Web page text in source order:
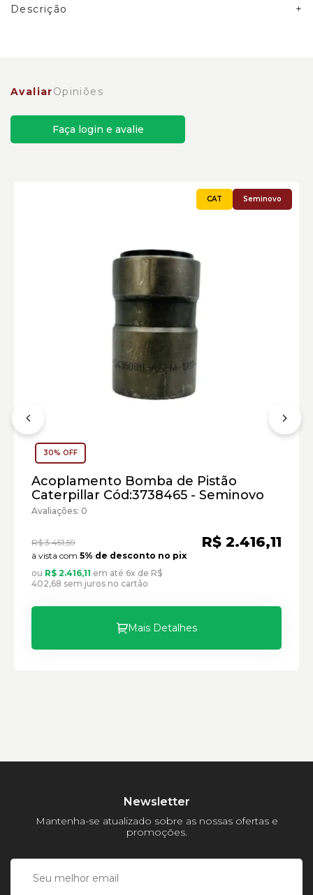
Descrição
Carregadeira de Rodas Caterpillar:
Marca:
Material:
Modelo:
Comprimento:
Peso:
AvaliarOpiniões
Faça login e avalie
Seminovo
30% OFF
Acoplamento Bomba de Pistão
Caterpillar Cód:3738465 - Seminovo
Avaliações: 0
R$ 3.451,59 R$ 2.416,11
à vista com 5% de desconto no pix
ou R$ 2.416,11 em até 6x de R$
402,68 sem juros no cartão
Mais Detalhes
Newsletter
Mantenha-se atualizado sobre as nossas ofertas e
promoções.